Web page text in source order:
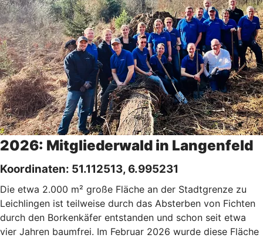
2026: Mitgliederwald in Langenfeld
Koordinaten: 51.112513, 6.995231
Die etwa 2.000 m² große Fläche an der Stadtgrenze zu
Leichlingen ist teilweise durch das Absterben von Fichten
durch den Borkenkäfer entstanden und schon seit etwa
vier Jahren baumfrei. Im Februar 2026 wurde diese Fläche